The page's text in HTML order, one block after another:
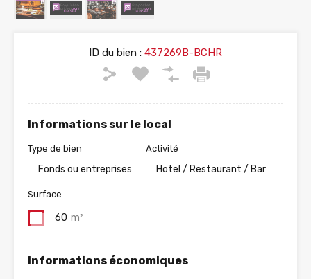
ID du bien : 437269B-BCHR
Informations sur le local
Type de bien
Fonds ou entreprises
Activité
Hotel / Restaurant / Bar
Surface
60 m²
Informations économiques